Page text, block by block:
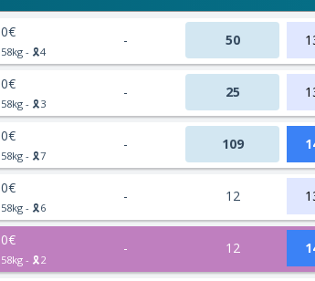
0€
58kg - 🎗️4
- 50
0€
58kg - 🎗️3
- 25
0€
58kg - 🎗️7
- 109
0€
58kg - 🎗️6
- 12
0€
58kg - 🎗️2
- 12